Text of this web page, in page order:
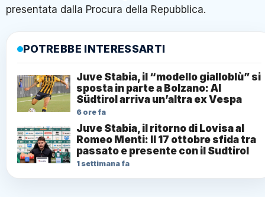
presentata dalla Procura della Repubblica.
POTREBBE INTERESSARTI
Juve Stabia, il “modello gialloblù” si
sposta in parte a Bolzano: Al
Südtirol arriva un’altra ex Vespa
6 ore fa
Juve Stabia, il ritorno di Lovisa al
Romeo Menti: Il 17 ottobre sfida tra
passato e presente con il Sudtirol
1 settimana fa